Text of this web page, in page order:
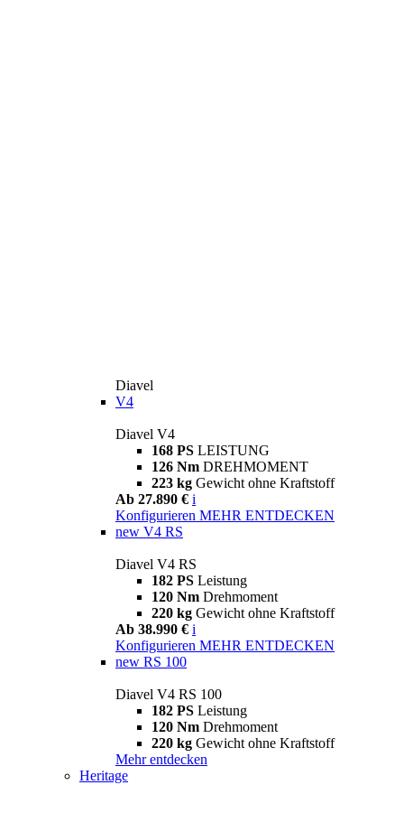
Diavel
V4
Diavel V4
168 PS LEISTUNG
126 Nm DREHMOMENT
223 kg Gewicht ohne Kraftstoff
Ab 27.890 € i
Konfigurieren MEHR ENTDECKEN
new V4 RS
Diavel V4 RS
182 PS Leistung
120 Nm Drehmoment
220 kg Gewicht ohne Kraftstoff
Ab 38.990 € i
Konfigurieren MEHR ENTDECKEN
new RS 100
Diavel V4 RS 100
182 PS Leistung
120 Nm Drehmoment
220 kg Gewicht ohne Kraftstoff
Mehr entdecken
Heritage